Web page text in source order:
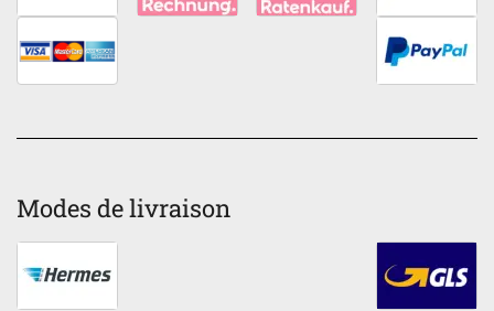
Modes de livraison